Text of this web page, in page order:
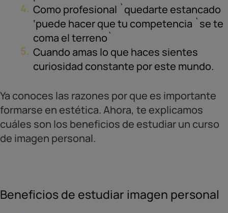
Como profesional `quedarte estancado
‘puede hacer que tu competencia `se te
coma el terreno`
Cuando amas lo que haces sientes
curiosidad constante por este mundo.
Ya conoces las razones por que es importante
formarse en estética. Ahora, te explicamos
cuáles son los beneficios de estudiar un curso
de imagen personal.
Beneficios de estudiar imagen personal